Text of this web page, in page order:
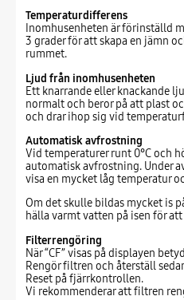
Temperaturdifferens
Inomhusenheten är förinställd
3 grader för att skapa en jämn
rummet.
Ljud från inomhusenheten
Ett knarrande eller knackande
normalt och beror på att plast
och drar ihop sig vid
Automatisk avfrostning
Vid temperaturer runt 0°C och
automatisk avfrostning. Under
visa en mycket låg temperatur
Om det skulle bildas mycket is
hälla varmt vatten på isen för
Filterrengöring
När “CF” visas på displayen
Rengör filtren och återställ
Reset på fjärrkontrollen.
Vi rekommenderar att filtren